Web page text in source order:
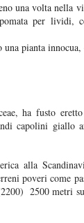
una volta nella
per lividi,
pianta innocua,
ha fusto
capolini giallo
alla
poveri come
2500 metri